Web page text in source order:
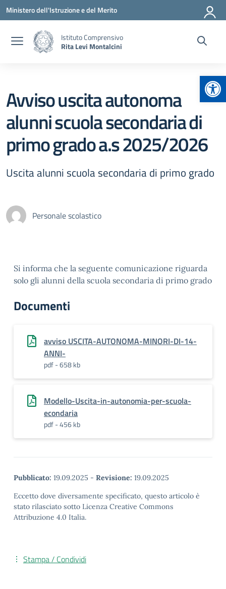
Vai ai contenuti
Vai al menu di navigazione
Vai al footer
Ministero dell'Istruzione e del Merito
Istituto Comprensivo
Rita Levi Montalcini
Avviso uscita autonoma
alunni scuola secondaria di
primo grado a.s 2025/2026
Uscita alunni scuola secondaria di primo grado
Personale scolastico
Si informa che la seguente comunicazione riguarda
solo gli alunni della scuola secondaria di primo grado
Documenti
avviso USCITA-AUTONOMA-MINORI-DI-14-
ANNI-
pdf - 658 kb
Modello-Uscita-in-autonomia-per-scuola-
econdaria
pdf - 456 kb
Pubblicato: 19.09.2025 - Revisione: 19.09.2025
Eccetto dove diversamente specificato, questo articolo è
stato rilasciato sotto Licenza Creative Commons
Attribuzione 4.0 Italia.
Stampa / Condividi